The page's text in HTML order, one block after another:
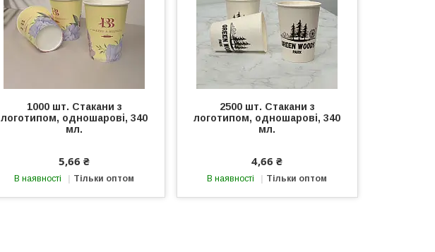
1000 шт. Стакани з
логотипом, одношарові, 340
мл.
5,66 ₴
В наявності Тільки оптом
2500 шт. Стакани з
логотипом, одношарові, 340
мл.
4,66 ₴
В наявності Тільки оптом